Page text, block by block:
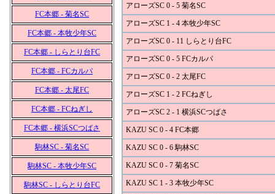
FC本郷 - 菊名SC
FC本郷 - 本牧少年SC
FC本郷 - しらとり台FC
FC本郷 - FCカルパ
FC本郷 - 太尾FC
FC本郷 - FCねぎし
FC本郷 - 横浜SCつばさ
駒林SC - 菊名SC
駒林SC - 本牧少年SC
駒林SC - しらとり台FC
アローズSC 0 - 5 菊名SC
アローズSC 1 - 4 本牧少年SC
アローズSC 0 - 11 しらとり台FC
アローズSC 0 - 5 FCカルパ
アローズSC 0 - 2 太尾FC
アローズSC 1 - 2 FCねぎし
アローズSC 2 - 1 横浜SCつばさ
KAZU SC 0 - 4 FC本郷
KAZU SC 0 - 6 駒林SC
KAZU SC 0 - 7 菊名SC
KAZU SC 1 - 3 本牧少年SC